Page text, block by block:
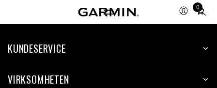
0
Total
items
cart:
KUNDESERVICE
VIRKSOMHETEN